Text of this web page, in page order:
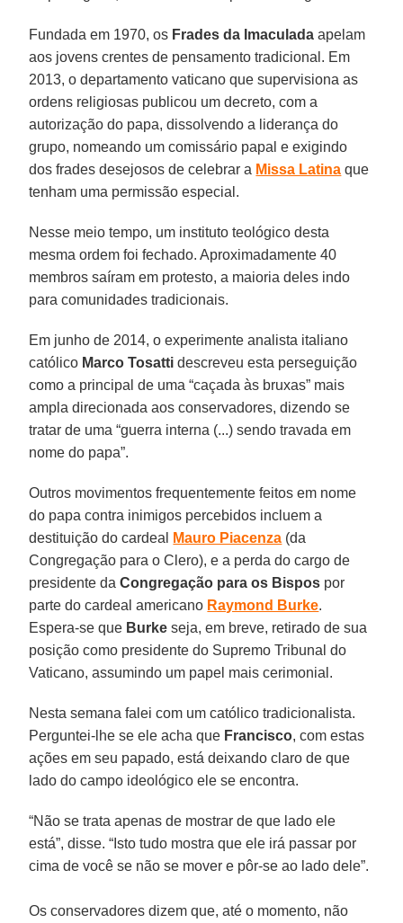
Fundada em 1970, os Frades da Imaculada apelam
aos jovens crentes de pensamento tradicional. Em
2013, o departamento vaticano que supervisiona as
ordens religiosas publicou um decreto, com a
autorização do papa, dissolvendo a liderança do
grupo, nomeando um comissário papal e exigindo
dos frades desejosos de celebrar a Missa Latina que
tenham uma permissão especial.
Nesse meio tempo, um instituto teológico desta
mesma ordem foi fechado. Aproximadamente 40
membros saíram em protesto, a maioria deles indo
para comunidades tradicionais.
Em junho de 2014, o experimente analista italiano
católico Marco Tosatti descreveu esta perseguição
como a principal de uma “caçada às bruxas” mais
ampla direcionada aos conservadores, dizendo se
tratar de uma “guerra interna (...) sendo travada em
nome do papa”.
Outros movimentos frequentemente feitos em nome
do papa contra inimigos percebidos incluem a
destituição do cardeal
Mauro Piacenza (da
Congregação para o Clero), e a perda do cargo de
presidente daCongregação para os Bispos por
parte do cardeal americano Raymond Burke.
Espera-se que Burke seja, em breve, retirado de sua
posição como presidente do Supremo Tribunal do
Vaticano, assumindo um papel mais cerimonial.
Nesta semana falei com um católico tradicionalista.
Perguntei-lhe se ele acha que Francisco, com estas
ações em seu papado, está deixando claro de que
lado do campo ideológico ele se encontra.
“Não se trata apenas de mostrar de que lado ele
está”, disse. “Isto tudo mostra que ele irá passar por
cima de você se não se mover e pôr-se ao lado dele”.
Os conservadores dizem que, até o momento, não